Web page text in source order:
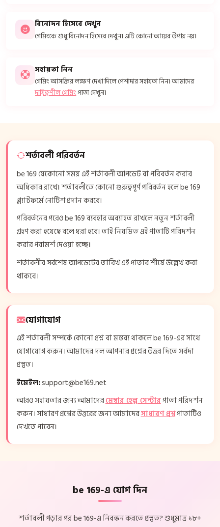
বিনোদন হিসেবে দেখুন
গেমিংকে শুধু বিনোদন হিসেবে দেখুন। এটি কোনো আয়ের উপায় নয়।
সহায়তা নিন
গেমিং আসক্তির লক্ষণ দেখা দিলে পেশাদার সহায়তা নিন। আমাদের
দায়িত্বশীল গেমিংপাতা দেখুন।
শর্তাবলী পরিবর্তন
be 169 যেকোনো সময় এই শর্তাবলী আপডেট বা পরিবর্তন করার
অধিকার রাখে। শর্তাবলীতে কোনো গুরুত্বপূর্ণ পরিবর্তন হলে be 169
প্ল্যাটফর্মে নোটিশ প্রদান করবে।
পরিবর্তনের পরেও be 169 ব্যবহার অব্যাহত রাখলে নতুন শর্তাবলী
গ্রহণ করা হয়েছে বলে ধরা হবে। তাই নিয়মিত এই পাতাটি পরিদর্শন
করার পরামর্শ দেওয়া হচ্ছে।
শর্তাবলীর সর্বশেষ আপডেটের তারিখ এই পাতার শীর্ষে উল্লেখ করা
থাকবে।
যোগাযোগ
এই শর্তাবলী সম্পর্কে কোনো প্রশ্ন বা মন্তব্য থাকলে be 169-এর সাথে
যোগাযোগ করুন। আমাদের দল আপনার প্রশ্নের উত্তর দিতে সর্বদা
প্রস্তুত।
ইমেইল:support@be169.net
আরও সহায়তার জন্য আমাদেরমেম্বার হেল্প সেন্টারপাতা পরিদর্শন
করুন। সাধারণ প্রশ্নের উত্তরের জন্য আমাদেরসাধারণ প্রশ্নপাতাটিও
দেখতে পারেন।
be 169-এ যোগ দিন
শর্তাবলী পড়ার পর be 169-এ নিবন্ধন করতে প্রস্তুত? শুধুমাত্র ১৮+